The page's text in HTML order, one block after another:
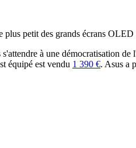
plus petit des grands écrans
à une démocratisation
équipé est vendu 1 390 €. Asus a